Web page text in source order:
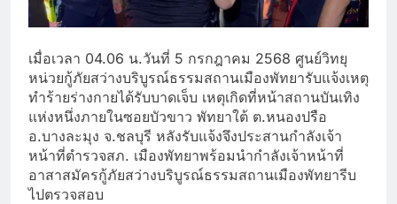
เมื่อเวลา 04.06 น.วันที่ 5 กรกฎาคม 2568 ศูนย์วิทยุ
หน่วยกู้ภัยสว่างบริบูรณ์ธรรมสถานเมืองพัทยารับแจ้งเหตุ
ทำร้ายร่างกายได้รับบาดเจ็บ เหตุเกิดที่หน้าสถานบันเทิง
แห่งหนึ่งภายในซอยบัวขาว พัทยาใต้ ต.หนองปรือ
อ.บางละมุง จ.ชลบุรี หลังรับแจ้งจึงประสานกำลังเจ้า
หน้าที่ตำรวจสภ. เมืองพัทยาพร้อมนำกำลังเจ้าหน้าที่
อาสาสมัครกู้ภัยสว่างบริบูรณ์ธรรมสถานเมืองพัทยารีบ
ไปตรวจสอบ